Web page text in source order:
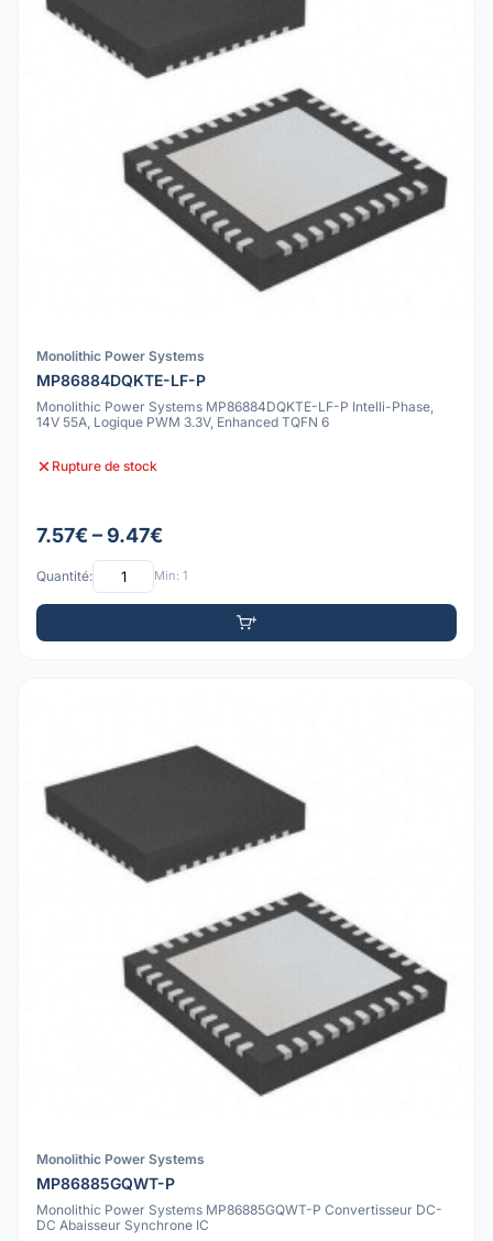
Monolithic Power Systems
MP86884DQKTE-LF-P
Monolithic Power Systems MP86884DQKTE-LF-P Intelli-Phase,
14V 55A, Logique PWM 3.3V, Enhanced TQFN 6
Rupture de stock
7.57€ – 9.47€
Quantité: Min: 1
Monolithic Power Systems
MP86885GQWT-P
Monolithic Power Systems MP86885GQWT-P Convertisseur DC-
DC Abaisseur Synchrone IC